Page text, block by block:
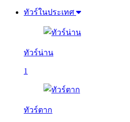
ทัวร์ในประเทศ
ทัวร์น่าน
1
ทัวร์ตาก